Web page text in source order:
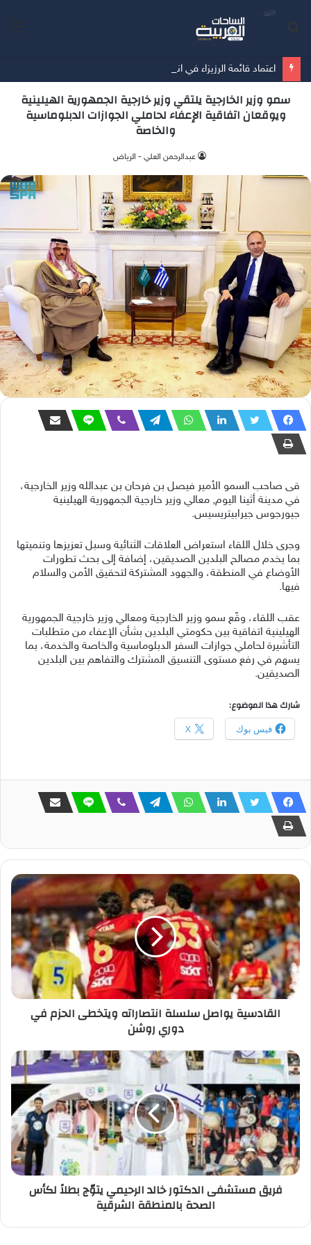
اعتماد قائمة الرزيزاء في انتخابات اتحاد كرة القدم
سمو وزير الخارجية يلتقي وزير خارجية الجمهورية الهيلينية
ويوقعان اتفاقية الإعفاء لحاملي الجوازات الدبلوماسية
والخاصة
عبدالرحمن العلي - الرياض
قى صاحب السمو الأمير فيصل بن فرحان بن عبدالله وزير الخارجية،
في مدينة أثينا اليوم, معالي وزير خارجية الجمهورية الهيلينية
جيورجوس جيرابيتريسيس.
وجرى خلال اللقاء استعراض العلاقات الثنائية وسبل تعزيزها وتنميتها
بما يخدم مصالح البلدين الصديقين، إضافة إلى بحث تطورات
الأوضاع في المنطقة، والجهود المشتركة لتحقيق الأمن والسلام
فيها.
عقب اللقاء، وقّع سمو وزير الخارجية ومعالي وزير خارجية الجمهورية
الهيلينية اتفاقية بين حكومتي البلدين بشأن الإعفاء من متطلبات
التأشيرة لحاملي جوازات السفر الدبلوماسية والخاصة والخدمة، بما
يسهم في رفع مستوى التنسيق المشترك والتفاهم بين البلدين
الصديقين.
شارك هذا الموضوع:
فيس بوك X
القادسية يواصل سلسلة انتصاراته ويتخطى الحزم في
دوري روشن
فريق مستشفى الدكتور خالد الرحيمي يتوّج بطلاً لكأس
الصحة بالمنطقة الشرقية